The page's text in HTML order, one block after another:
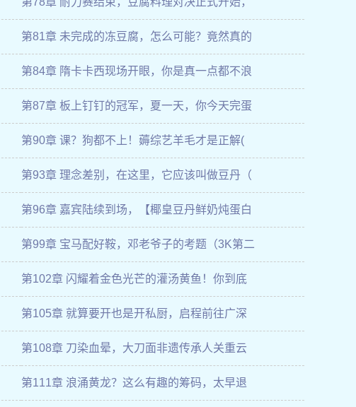
第81章 未完成的冻豆腐，怎么可能？竟然真的
第84章 隋卡卡西现场开眼，你是真一点都不浪
第87章 板上钉钉的冠军，夏一天，你今天完蛋
第90章 课？狗都不上！薅综艺羊毛才是正解(
第93章 理念差别，在这里，它应该叫做豆丹（
第96章 嘉宾陆续到场，【椰皇豆丹鲜奶炖蛋白
第99章 宝马配好鞍，邓老爷子的考题（3K第二
第102章 闪耀着金色光芒的灌汤黄鱼！你到底
第105章 就算要开也是开私厨，启程前往广深
第108章 刀染血晕，大刀面非遗传承人关重云
第111章 浪涌黄龙？这么有趣的筹码，太早退